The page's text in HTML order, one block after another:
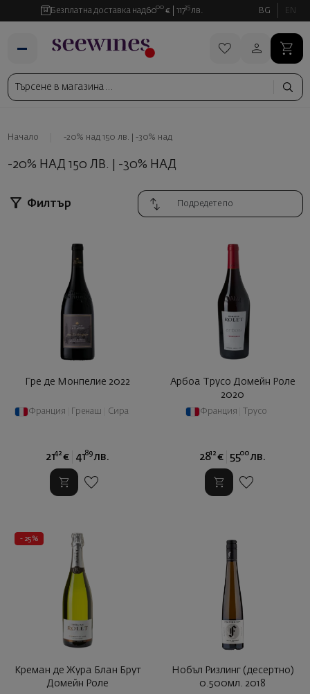
Безплатна доставка над6000 € 11735 лв. BG EN
Начало -20% над 150 лв. | -30% над
-20% НАД 150 ЛВ. | -30% НАД
Филтър
Гре де Монпелие 2022
Франция Гренаш Сира
2142 € 4189 лв.
Арбоа Трусо Домейн Роле
2020
Франция Трусо
2812 € 5500 лв.
- 25%
Креман де Жура Блан Брут
Домейн Роле
Нобъл Ризлинг (десертно)
0.500мл. 2018